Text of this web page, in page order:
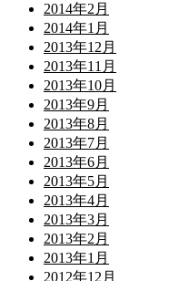
2014年2月
2014年1月
2013年12月
2013年11月
2013年10月
2013年9月
2013年8月
2013年7月
2013年6月
2013年5月
2013年4月
2013年3月
2013年2月
2013年1月
2012年12月